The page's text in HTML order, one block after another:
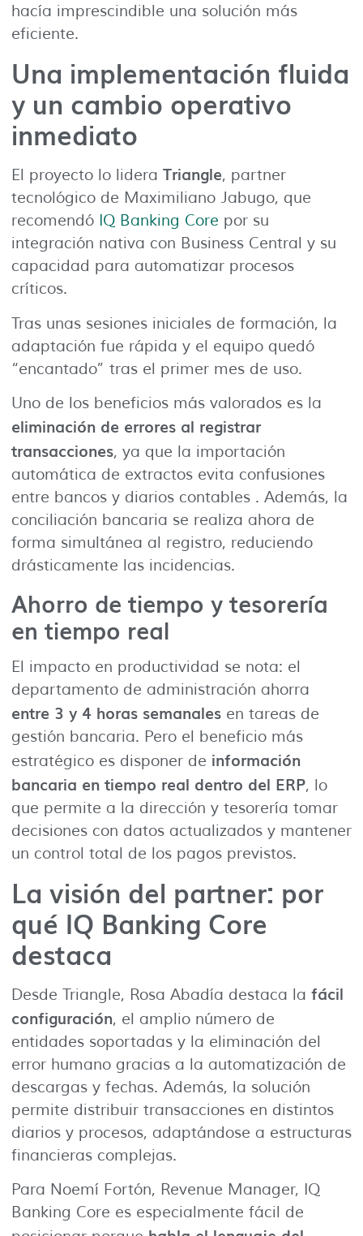
hacía imprescindible una solución más
eficiente.
Una implementación fluida
y un cambio operativo
inmediato
El proyecto lo lidera Triangle, partner
tecnológico de Maximiliano Jabugo, que
recomendó IQ Banking Core por su
integración nativa con Business Central y su
capacidad para automatizar procesos
críticos.
Tras unas sesiones iniciales de formación, la
adaptación fue rápida y el equipo quedó
“encantado” tras el primer mes de uso.
Uno de los beneficios más valorados es la
eliminación de errores al registrar
transacciones, ya que la importación
automática de extractos evita confusiones
entre bancos y diarios contables . Además, la
conciliación bancaria se realiza ahora de
forma simultánea al registro, reduciendo
drásticamente las incidencias.
Ahorro de tiempo y tesorería
en tiempo real
El impacto en productividad se nota: el
departamento de administración ahorra
entre 3 y 4 horas semanales en tareas de
gestión bancaria. Pero el beneficio más
estratégico es disponer de información
bancaria en tiempo real dentro del ERP, lo
que permite a la dirección y tesorería tomar
decisiones con datos actualizados y mantener
un control total de los pagos previstos.
La visión del partner: por
qué IQ Banking Core
destaca
Desde Triangle, Rosa Abadía destaca la fácil
configuración, el amplio número de
entidades soportadas y la eliminación del
error humano gracias a la automatización de
descargas y fechas. Además, la solución
permite distribuir transacciones en distintos
diarios y procesos, adaptándose a estructuras
financieras complejas.
Para Noemí Fortón, Revenue Manager, IQ
Banking Core es especialmente fácil de